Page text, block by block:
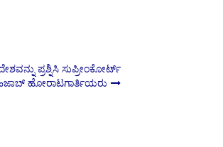
ಪ್ರಶ್ನಿಸಿ ಸುಪ್ರೀಂಕೋರ್ಟ್
ಹೋರಾಟಗಾರ್ತಿಯರು